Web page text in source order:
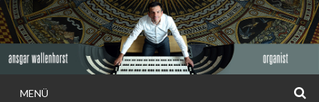
Weiter
zum
Inhalt
MENÜ